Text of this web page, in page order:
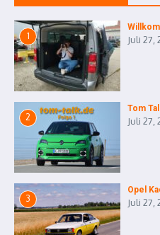
1 Juli 27,
2
Tom
Juli 27,
3
Opel
Juli 27,